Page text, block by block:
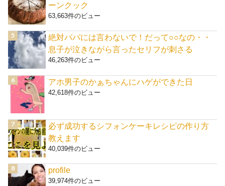
ーンクック
63,663件のビュー
絶対パパには言わないで！だって○○なの・・
息子が泣きながら言ったセリフが刺さる
46,263件のビュー
アホ男子のかぁちゃんにハゲができた日
42,618件のビュー
必ず成功するシフォンケーキレシピの作り方
教えます
40,039件のビュー
profile
39,974件のビュー